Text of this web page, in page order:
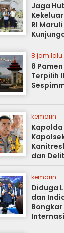
Jaga
RI
Duka
8 jam lalu
8
Terpilih
kemarin
Kapolda
dan
kemarin
Diduga
dan